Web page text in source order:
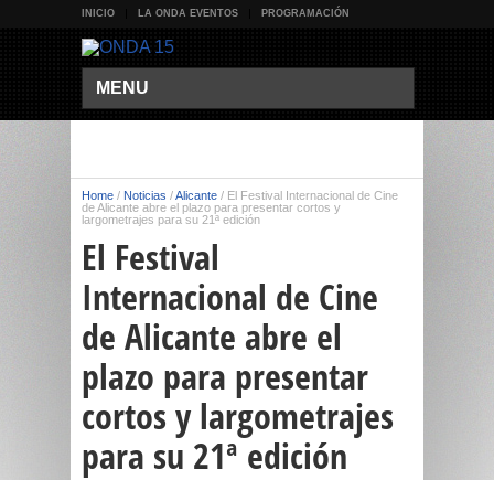
INICIO LA ONDA EVENTOS PROGRAMACIÓN
MENU
Home / Noticias /Alicante / El Festival Internacional de Cine
de Alicante abre el plazo para presentar cortos y
largometrajes para su 21ª edición
El Festival
Internacional de Cine
de Alicante abre el
plazo para presentar
cortos y largometrajes
para su 21ª edición